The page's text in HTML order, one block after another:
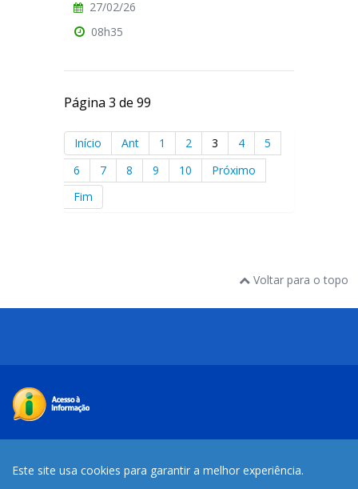
Este site usa cookies para garantir a melhor experiência.
27/02/26
08h35
Página 3 de 99
Início Ant 1 2 3 4
5
6
7 8 9 10
Próximo
Fim
Voltar para o topo
Desenvolvido com o CMS de código aberto Joomla